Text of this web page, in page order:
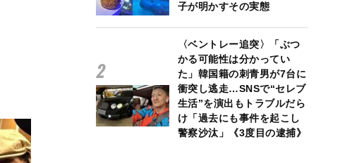
子が明かすその実態
〈ベントレー追突〉「ぶつ
かる可能性は分かってい
た」韓国籍の刺青男が7台に
衝突し逃走…SNSで“セレブ
生活”を演出もトラブルだら
け「過去にも事件を起こし
警察沙汰」《3度目の逮捕》